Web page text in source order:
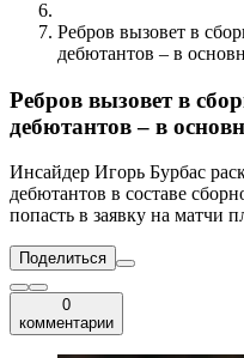
Ребров вызовет в
дебютантов – в
Ребров вызовет в
дебютантов – в
Инсайдер Игорь Бурбас
дебютантов в составе
попасть в заявку на матчи
Поделиться
0
комментарии